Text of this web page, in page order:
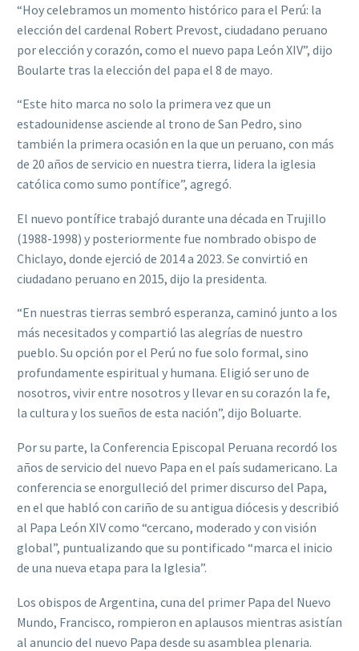
“Hoy celebramos un momento histórico para el Perú: la
elección del cardenal Robert Prevost, ciudadano peruano
por elección y corazón, como el nuevo papa León XIV”, dijo
Boularte tras la elección del papa el 8 de mayo.
“Este hito marca no solo la primera vez que un
estadounidense asciende al trono de San Pedro, sino
también la primera ocasión en la que un peruano, con más
de 20 años de servicio en nuestra tierra, lidera la iglesia
católica como sumo pontífice”, agregó.
El nuevo pontífice trabajó durante una década en Trujillo
(1988-1998) y posteriormente fue nombrado obispo de
Chiclayo, donde ejerció de 2014 a 2023. Se convirtió en
ciudadano peruano en 2015, dijo la presidenta.
“En nuestras tierras sembró esperanza, caminó junto a los
más necesitados y compartió las alegrías de nuestro
pueblo. Su opción por el Perú no fue solo formal, sino
profundamente espiritual y humana. Eligió ser uno de
nosotros, vivir entre nosotros y llevar en su corazón la fe,
la cultura y los sueños de esta nación”, dijo Boluarte.
Por su parte, la Conferencia Episcopal Peruana recordó los
años de servicio del nuevo Papa en el país sudamericano. La
conferencia se enorgulleció del primer discurso del Papa,
en el que habló con cariño de su antigua diócesis y describió
al Papa León XIV como “cercano, moderado y con visión
global”, puntualizando que su pontificado “marca el inicio
de una nueva etapa para la Iglesia”.
Los obispos de Argentina, cuna del primer Papa del Nuevo
Mundo, Francisco, rompieron en aplausos mientras asistían
al anuncio del nuevo Papa desde su asamblea plenaria.